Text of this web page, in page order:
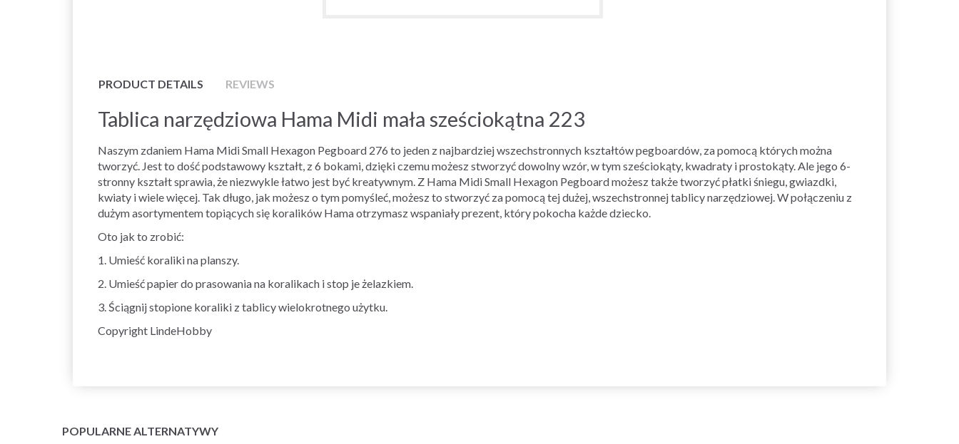
PRODUCT DETAILS REVIEWS
Tablica narzędziowa Hama Midi mała sześciokątna 223
Naszym zdaniem Hama Midi Small Hexagon Pegboard 276 to jeden z najbardziej wszechstronnych kształtów pegboardów, za pomocą których można
tworzyć. Jest to dość podstawowy kształt, z 6 bokami, dzięki czemu możesz stworzyć dowolny wzór, w tym sześciokąty, kwadraty i prostokąty. Ale jego 6-
stronny kształt sprawia, że niezwykle łatwo jest być kreatywnym. Z Hama Midi Small Hexagon Pegboard możesz także tworzyć płatki śniegu, gwiazdki,
kwiaty i wiele więcej. Tak długo, jak możesz o tym pomyśleć, możesz to stworzyć za pomocą tej dużej, wszechstronnej tablicy narzędziowej. W połączeniu z
dużym asortymentem topiących się koralików Hama otrzymasz wspaniały prezent, który pokocha każde dziecko.
Oto jak to zrobić:
1. Umieść koraliki na planszy.
2. Umieść papier do prasowania na koralikach i stop je żelazkiem.
3. Ściągnij stopione koraliki z tablicy wielokrotnego użytku.
Copyright LindeHobby
POPULARNE ALTERNATYWY